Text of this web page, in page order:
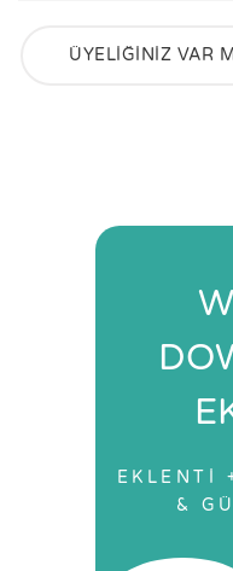
ÜYELİĞİNİZ VAR
EKLENTİ
&